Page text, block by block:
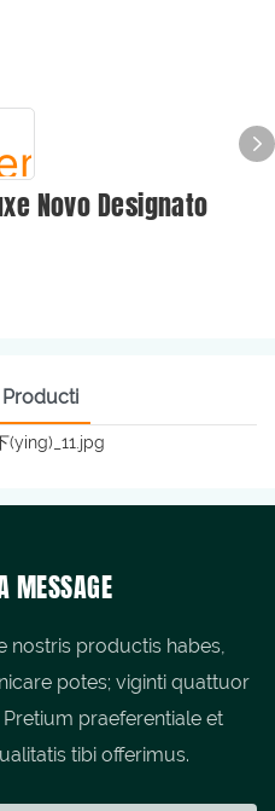
Novo Designato
MESSAGE
nostris productis habes,
potes; viginti quattuor
praeferentiale et
tibi offerimus.